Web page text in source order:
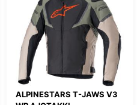
ALPINESTARS T-JAWS V3